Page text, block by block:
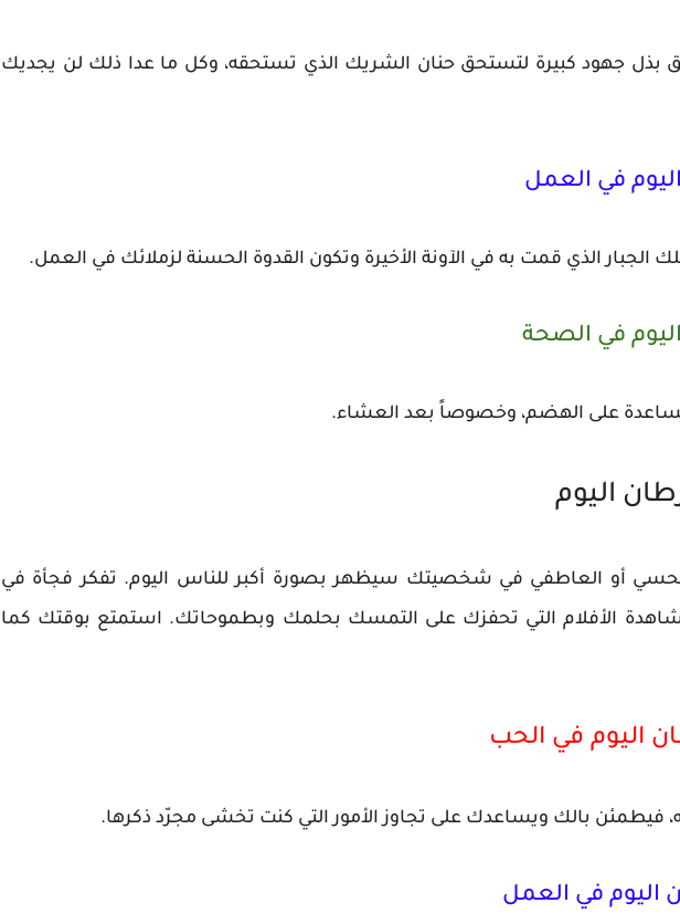
بذل جهود كبيرة لتستحق حنان الشريك الذي تستحقه، وكل ما عدا ذلك لن يجديك
في العمل
الجبار الذي قمت به في الآونة الأخيرة وتكون القدوة الحسنة لزملائك في العمل.
في الصحة
على الهضم، وخصوصاً بعد العشاء.
اليوم
أو العاطفي في شخصيتك سيظهر بصورة أكبر للناس اليوم. تفكر فجأة في
الأفلام التي تحفزك على التمسك بحلمك وبطموحاتك. استمتع بوقتك كما
اليوم في الحب
فيطمئن بالك ويساعدك على تجاوز الأمور التي كنت تخشى مجرّد ذكرها.
اليوم في العمل